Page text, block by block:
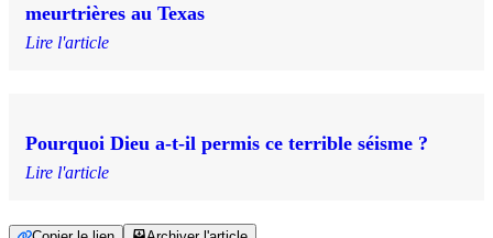
meurtrières au Texas
Lire l'article
Pourquoi Dieu a-t-il permis ce terrible séisme ?
Lire l'article